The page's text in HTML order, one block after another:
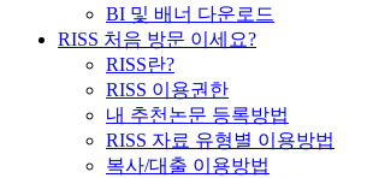
BI 및 배너 다운로드
RISS 처음 방문 이세요?
RISS란?
RISS 이용권한
내 추천논문 등록방법
RISS 자료 유형별 이용방법
복사/대출 이용방법